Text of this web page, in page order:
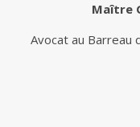
Maître
Avocat au Barreau